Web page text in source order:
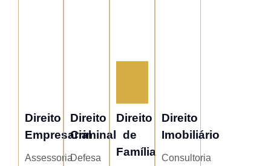
Direito
Empresarial
Assessoria
Direito
Criminal
Defesa
Direito
de
Família
Direito
Imobiliário
Consultoria